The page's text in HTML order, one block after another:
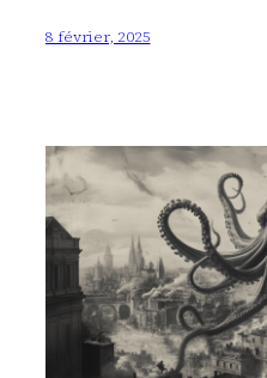
8 février, 2025